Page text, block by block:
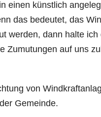
einen künstlich
das bedeutet, das
werden, dann halte
Zumutungen auf uns
von
Gemeinde.